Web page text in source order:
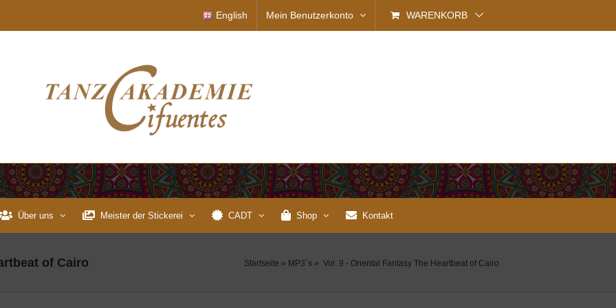
English Mein Benutzerkonto WARENKORB
Über uns Meister der Stickerei CADT Shop Kontakt
of Cairo Startseite » MP3´s » Vol. 9 - Oriental Fantasy The Heartbeat of Cairo